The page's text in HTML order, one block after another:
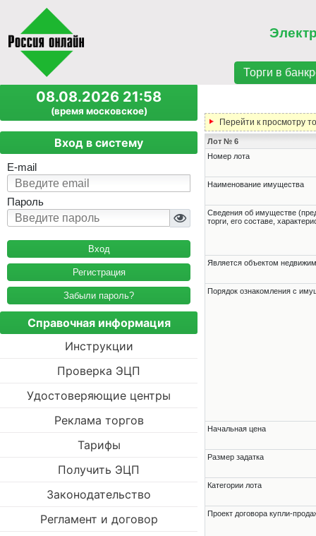
Торги в
08.08.2026 21:58
(время московское)
Вход в систему
E-mail
Пароль
Регистрация
Забыли пароль?
Справочная информация
Инструкции
Проверка ЭЦП
Удостоверяющие центры
Реклама торгов
Тарифы
Получить ЭЦП
Законодательство
Регламент и договор
Перейти к просмотру
Лот № 6
Номер лота
Наименование имущества
Cведения об имуществе
торги, его составе,
Является объектом
Порядок ознакомления с
Начальная цена
Размер задатка
Категории лота
Проект договора купли-